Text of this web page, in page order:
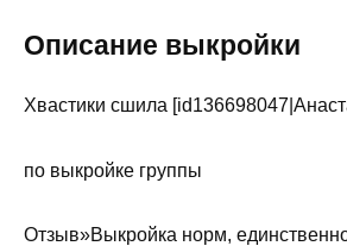
Описание выкройки
Хвастики сшила
по выкройке группы
Отзыв»Выкройка норм,